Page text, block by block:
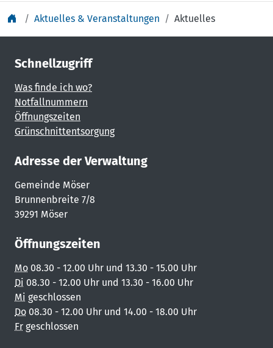
Aktuelles & Veranstaltungen Aktuelles
Schnellzugriff
Was finde ich wo?
Notfallnummern
Öffnungszeiten
Grünschnittentsorgung
Adresse der Verwaltung
Gemeinde Möser
Brunnenbreite 7/8
39291 Möser
Öffnungszeiten
Mo 08.30 - 12.00 Uhr und 13.30 - 15.00 Uhr
Di 08.30 - 12.00 Uhr und 13.30 - 16.00 Uhr
Mi geschlossen
Do 08.30 - 12.00 Uhr und 14.00 - 18.00 Uhr
Fr geschlossen